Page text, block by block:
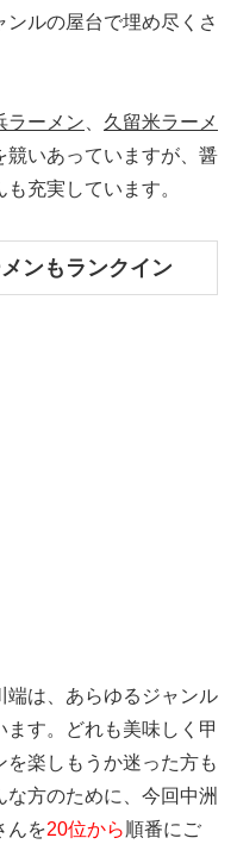
ルの屋台で埋め尽くさ
ラーメン、 久留米ラーメ
競いあっていますが、醤
充実しています。
ンもランクイン
端は、あらゆるジャンル
ます。どれも美味しく甲
楽しもうか迷った方も
方のために、今回中洲
んを20位から順番にご